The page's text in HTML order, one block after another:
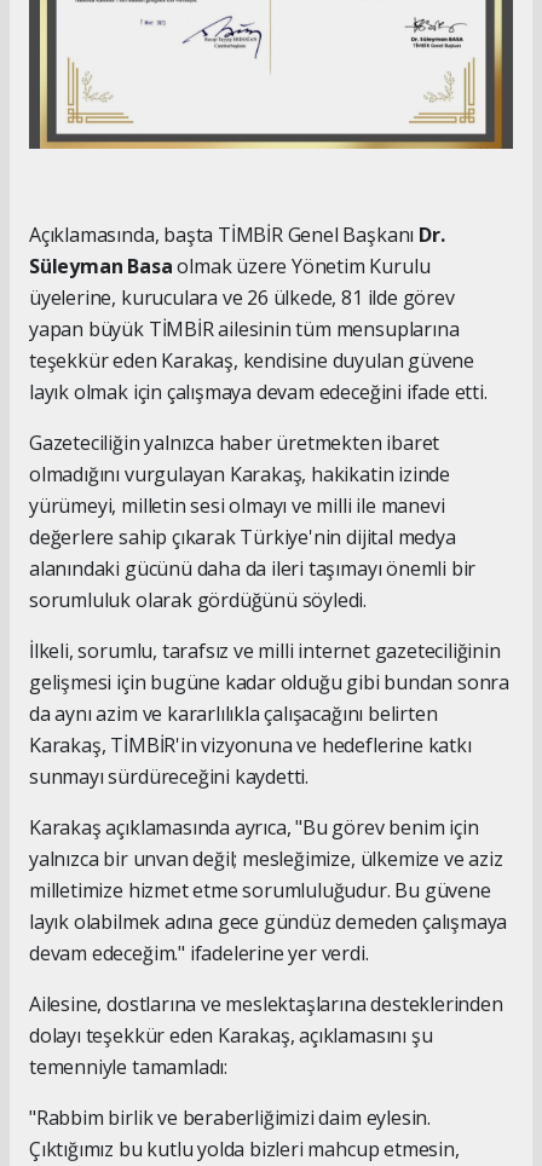
Açıklamasında, başta TİMBİR Genel Başkanı Dr.
Süleyman Basaolmak üzere Yönetim Kurulu
üyelerine, kuruculara ve 26 ülkede, 81 ilde görev
yapan büyük TİMBİR ailesinin tüm mensuplarına
teşekkür eden Karakaş, kendisine duyulan güvene
layık olmak için çalışmaya devam edeceğini ifade etti.
Gazeteciliğin yalnızca haber üretmekten ibaret
olmadığını vurgulayan Karakaş, hakikatin izinde
yürümeyi, milletin sesi olmayı ve milli ile manevi
değerlere sahip çıkarak Türkiye'nin dijital medya
alanındaki gücünü daha da ileri taşımayı önemli bir
sorumluluk olarak gördüğünü söyledi.
İlkeli, sorumlu, tarafsız ve milli internet gazeteciliğinin
gelişmesi için bugüne kadar olduğu gibi bundan sonra
da aynı azim ve kararlılıkla çalışacağını belirten
Karakaş, TİMBİR'in vizyonuna ve hedeflerine katkı
sunmayı sürdüreceğini kaydetti.
Karakaş açıklamasında ayrıca, "Bu görev benim için
yalnızca bir unvan değil; mesleğimize, ülkemize ve aziz
milletimize hizmet etme sorumluluğudur. Bu güvene
layık olabilmek adına gece gündüz demeden çalışmaya
devam edeceğim." ifadelerine yer verdi.
Ailesine, dostlarına ve meslektaşlarına desteklerinden
dolayı teşekkür eden Karakaş, açıklamasını şu
temenniyle tamamladı:
"Rabbim birlik ve beraberliğimizi daim eylesin.
Çıktığımız bu kutlu yolda bizleri mahcup etmesin,